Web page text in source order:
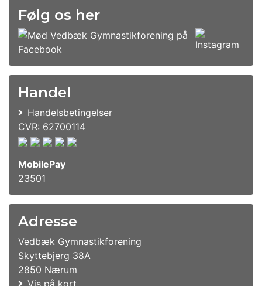
Følg os her
Handel
Handelsbetingelser
CVR: 62700114
MobilePay
23501
Adresse
Vedbæk Gymnastikforening
Skyttebjerg 38A
2850 Nærum
Vis på kort